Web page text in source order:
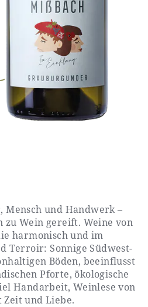
Mensch und Handwerk –
zu Wein gereift. Weine von
harmonisch und im
Terroir: Sonnige Südwest-
Böden, beeinflusst
Pforte, ökologische
Handarbeit, Weinlese von
Zeit und Liebe.